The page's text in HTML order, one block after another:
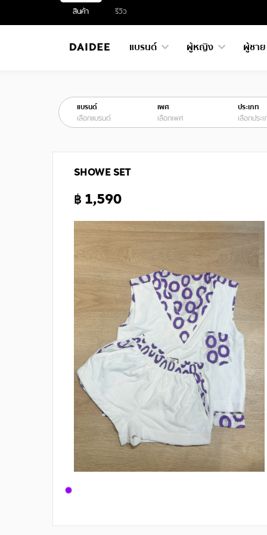
สินค้า รีวิว
แบรนด์ ผู้หญิง ผู้ชา
แบรนด์
เลือกแบรนด์
เพศ
เลือกเพศ
ประเภท
เลือกประ
SHOWE SET
฿ 1,590